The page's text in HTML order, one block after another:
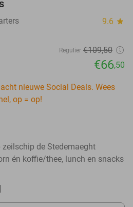
9.6 star
Regulier €109,50
€66,50
nieuwe Social Deals. Wees
op = op!
zeilschip de Stedemaeght
én koffie/thee, lunch en snacks